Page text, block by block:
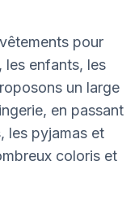
pour
les enfants, les
un large
en passant
les pyjamas et
coloris et